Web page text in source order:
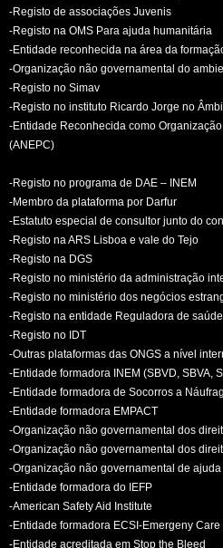
-Registo de associações Juvenis
-Registo na OMS Para ajuda humanitária
-Entidade reconhecida na área da
-Organização não governamental do
-Registo no Simav
-Registo no instituto Ricardo Jorge no
-Entidade Reconhecida como
(ANEPC)
-Registo no programa de DAE – INEM
-Membro da plataforma por Darfur
-Estatuto especial de consultor junto do
-Registo na ARS Lisboa e vale do Tejo
-Registo na DGS
-Registo no ministério da administração
-Registo no ministério dos negócios
-Registo na entidade Reguladora de
-Registo no IDT
-Outras plataformas das ONGS a nível
-Entidade formadora INEM (SBVD, SBVA,
-Entidade formadora de Socorros a
-Entidade formadora EMPACT
-Organização não governamental dos
-Organização não governamental dos
-Organização não governamental de
-Entidade formadora do IEFP
-American Safety Aid Institute
-Entidade formadora ECSI-Emergeny Care
-Entidade acreditada em Stop the Bleed